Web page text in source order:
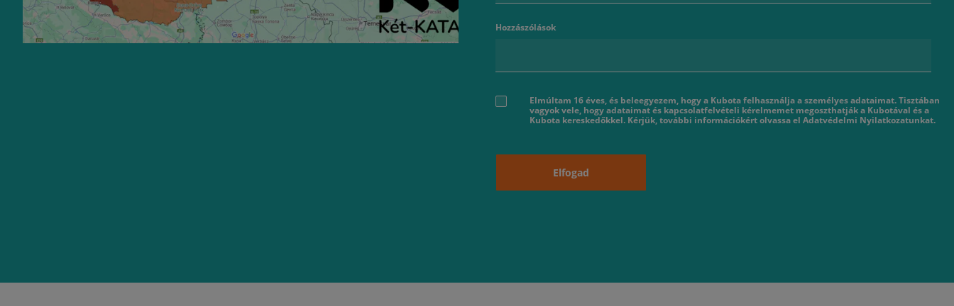
Hozzászólások
Elmúltam 16 éves, és beleegyezem, hogy a Kubota felhasználja a személyes adataimat. Tisztában
vagyok vele, hogy adataimat és kapcsolatfelvételi kérelmemet megoszthatják a Kubotával és a
Kubota kereskedőkkel. Kérjük, további információkért olvassa el Adatvédelmi Nyilatkozatunkat.
Elfogad